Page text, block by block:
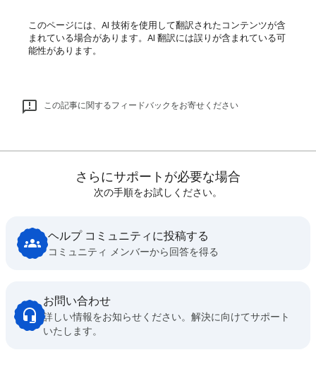
このページには、AI 技術を使用して翻訳されたコンテンツが含
まれている場合があります。AI 翻訳には誤りが含まれている可
能性があります。
この記事に関するフィードバックをお寄せください
さらにサポートが必要な場合
次の手順をお試しください。
ヘルプ コミュニティに投稿する
コミュニティ メンバーから回答を得る
お問い合わせ
詳しい情報をお知らせください。解決に向けてサポート
いたします。